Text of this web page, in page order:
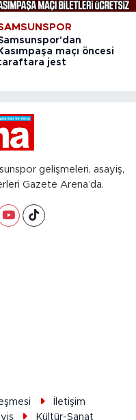
Kasımpaşa maçı öncesi
jest
gelişmeleri, asayiş,
Gazete Arena’da.
İletişim
Kültür-Sanat